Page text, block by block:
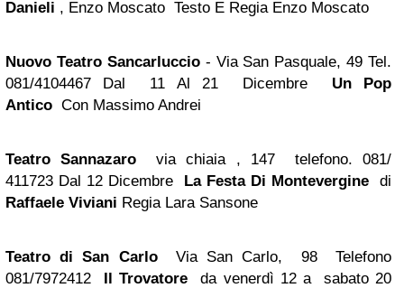
Danieli , Enzo Moscato Testo E Regia Enzo Moscato
Nuovo Teatro Sancarluccio- Via San Pasquale, 49 Tel.
081/4104467 Dal 11 Al 21 Dicembre Un Pop
Antico Con Massimo Andrei
Teatro Sannazaro via chiaia , 147 telefono. 081/
411723 Dal 12 Dicembre La Festa Di Montevergine
di
Raffaele Viviani Regia Lara Sansone
Teatro di San CarloVia San Carlo, 98 Telefono
081/7972412 Il Trovatore da venerdì 12 a sabato 20